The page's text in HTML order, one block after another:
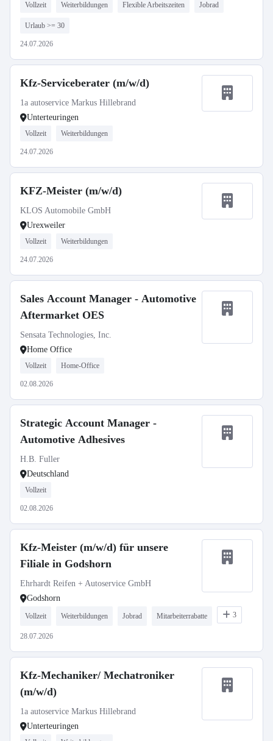
Vollzeit Weiterbildungen Flexible Arbeitszeiten Jobrad
Urlaub >= 30
24.07.2026
Kfz-Serviceberater (m/w/d)
1a autoservice Markus Hillebrand
Unterteuringen
Vollzeit Weiterbildungen
24.07.2026
KFZ-Meister (m/w/d)
KLOS Automobile GmbH
Urexweiler
Vollzeit Weiterbildungen
24.07.2026
Sales Account Manager - Automotive
Aftermarket OES
Sensata Technologies, Inc.
Home Office
Vollzeit Home-Office
02.08.2026
Strategic Account Manager -
Automotive Adhesives
H.B. Fuller
Deutschland
Vollzeit
02.08.2026
Kfz-Meister (m/w/d) für unsere
Filiale in Godshorn
Ehrhardt Reifen + Autoservice GmbH
Godshorn
Vollzeit Weiterbildungen Jobrad Mitarbeiterrabatte 3
28.07.2026
Kfz-Mechaniker/ Mechatroniker
(m/w/d)
1a autoservice Markus Hillebrand
Unterteuringen